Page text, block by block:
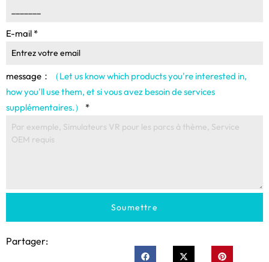
E-mail *
message： （Let us know which products you're interested in,
how you'll use them, et si vous avez besoin de services
supplémentaires.）
*
Soumettre
Partager: